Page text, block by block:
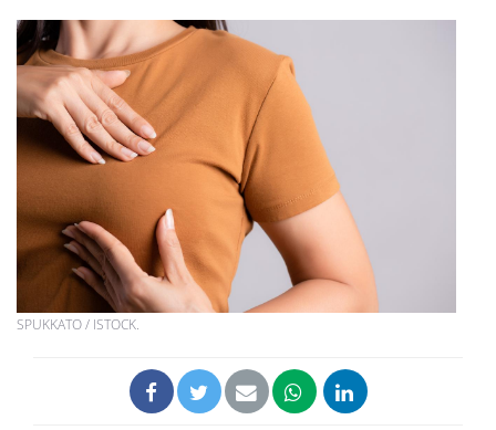
SPUKKATO / ISTOCK.